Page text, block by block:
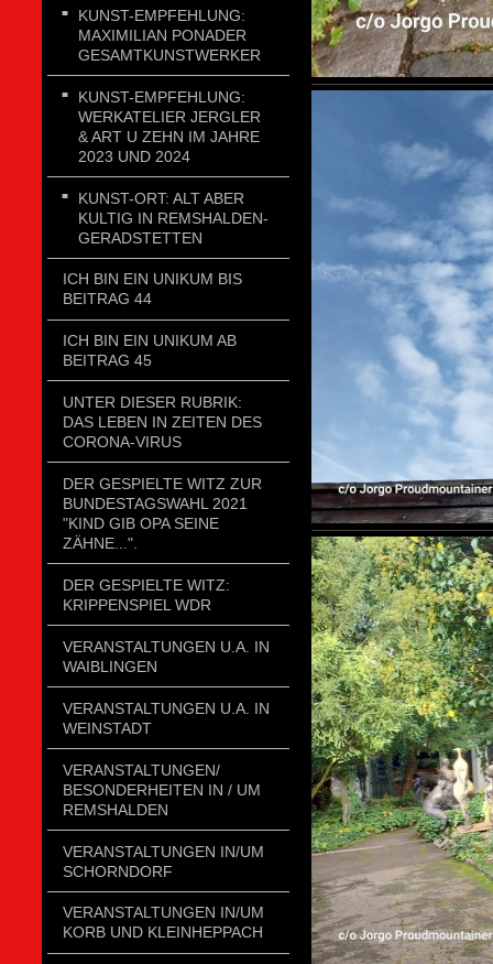
KUNST-EMPFEHLUNG:
MAXIMILIAN PONADER
GESAMTKUNSTWERKER
KUNST-EMPFEHLUNG:
WERKATELIER JERGLER
& ART U ZEHN IM JAHRE
2023 UND 2024
KUNST-ORT: ALT ABER
KULTIG IN REMSHALDEN-
GERADSTETTEN
ICH BIN EIN UNIKUM BIS
BEITRAG 44
ICH BIN EIN UNIKUM AB
BEITRAG 45
UNTER DIESER RUBRIK:
DAS LEBEN IN ZEITEN DES
CORONA-VIRUS
DER GESPIELTE WITZ ZUR
BUNDESTAGSWAHL 2021
"KIND GIB OPA SEINE
ZÄHNE...".
DER GESPIELTE WITZ:
KRIPPENSPIEL WDR
VERANSTALTUNGEN U.A. IN
WAIBLINGEN
VERANSTALTUNGEN U.A. IN
WEINSTADT
VERANSTALTUNGEN/
BESONDERHEITEN IN / UM
REMSHALDEN
VERANSTALTUNGEN IN/UM
SCHORNDORF
VERANSTALTUNGEN IN/UM
KORB UND KLEINHEPPACH